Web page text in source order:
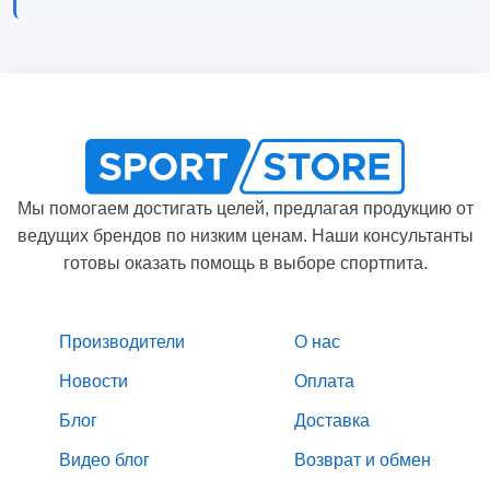
Мы помогаем достигать целей, предлагая продукцию от
ведущих брендов по низким ценам. Наши консультанты
готовы оказать помощь в выборе спортпита.
Производители
Новости
Блог
Видео блог
О нас
Оплата
Доставка
Возврат и обмен